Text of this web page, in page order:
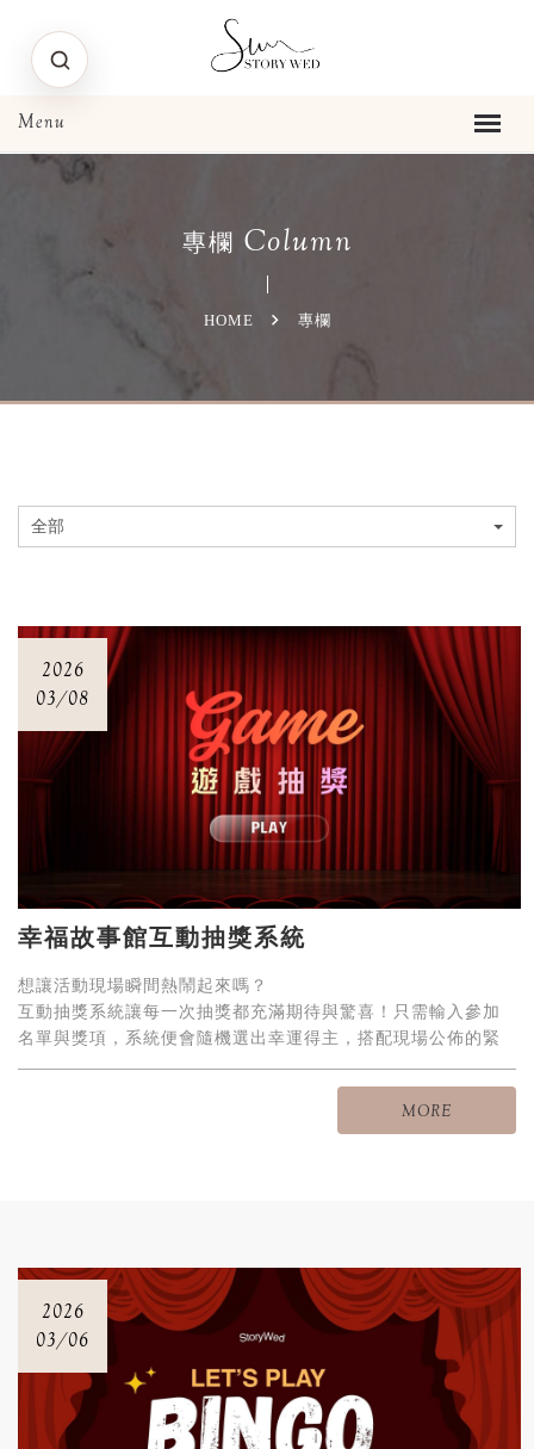
專欄 Column
HOME 專欄
全部
2026
03/08
幸福故事館互動抽獎系統
想讓活動現場瞬間熱鬧起來嗎？
互動抽獎系統讓每一次抽獎都充滿期待與驚喜！只需輸入參加
名單與獎項，系統便會隨機選出幸運得主，搭配現場公佈的緊
張氣氛，讓每位來賓都屏息以待。操作簡單、畫面直覺，無論
婚禮、尾牙或派對活動，都能輕鬆打造最令人難忘的抽獎時
MORE
2026
03/06